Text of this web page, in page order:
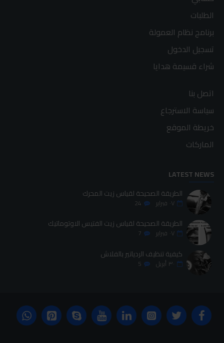
الطلبات
برنامج نظام العمولة
تسجيل الدخول
شراء قسيمة هدايا
اتصل بنا
سياسة الاسترجاع
خريطة الموقع
الماركات
LATEST NEWS
الطريقة الصحيحة لقياس زيت المحرك
٠٧ فبراير 24
الطريقة الصحيحة لقياس زيت الفتيس الاوتوماتيك
٠٧ فبراير 7
كيفية تنظيف الردياتير بالفلاش
٣٠ أبريل 5